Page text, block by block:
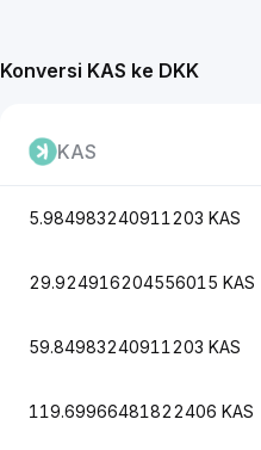
Konversi KAS ke DKK
KAS
5.984983240911203 KAS
29.924916204556015 KAS
59.84983240911203 KAS
119.69966481822406 KAS